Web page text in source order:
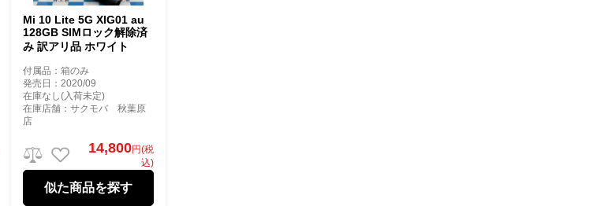
Mi 10 Lite 5G XIG01 au
128GB SIMロック解除済
み 訳アリ品 ホワイト
付属品：箱のみ
発売日：2020/09
在庫なし(入荷未定)
在庫店舗：サクモバ 秋葉原
店
14,800円(税
込)
似た商品を探す